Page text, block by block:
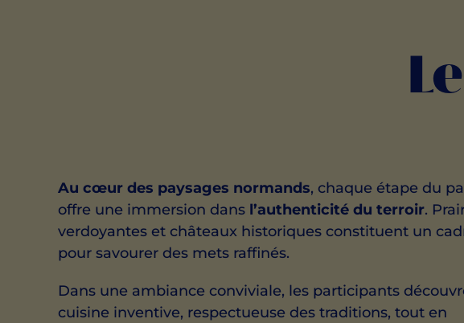
Au cœur des paysages normands, chaque étape du
offre une immersion dans l’authenticité du terroir.
verdoyantes et châteaux historiques constituent un
pour savourer des mets raffinés.
Dans une ambiance conviviale, les participants
cuisine inventive, respectueuse des traditions, tout en